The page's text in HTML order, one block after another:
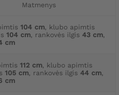
Matmenys
104 cm, klubo apimtis
104 cm, rankovės ilgis 43 cm,
cm
112 cm, klubo apimtis
105 cm, rankovės ilgis 44 cm,
cm